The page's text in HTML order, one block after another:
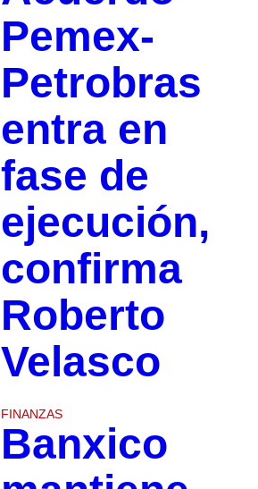
Pemex-
Petrobras
entra en
fase de
ejecución,
confirma
Roberto
Velasco
FINANZAS
Banxico